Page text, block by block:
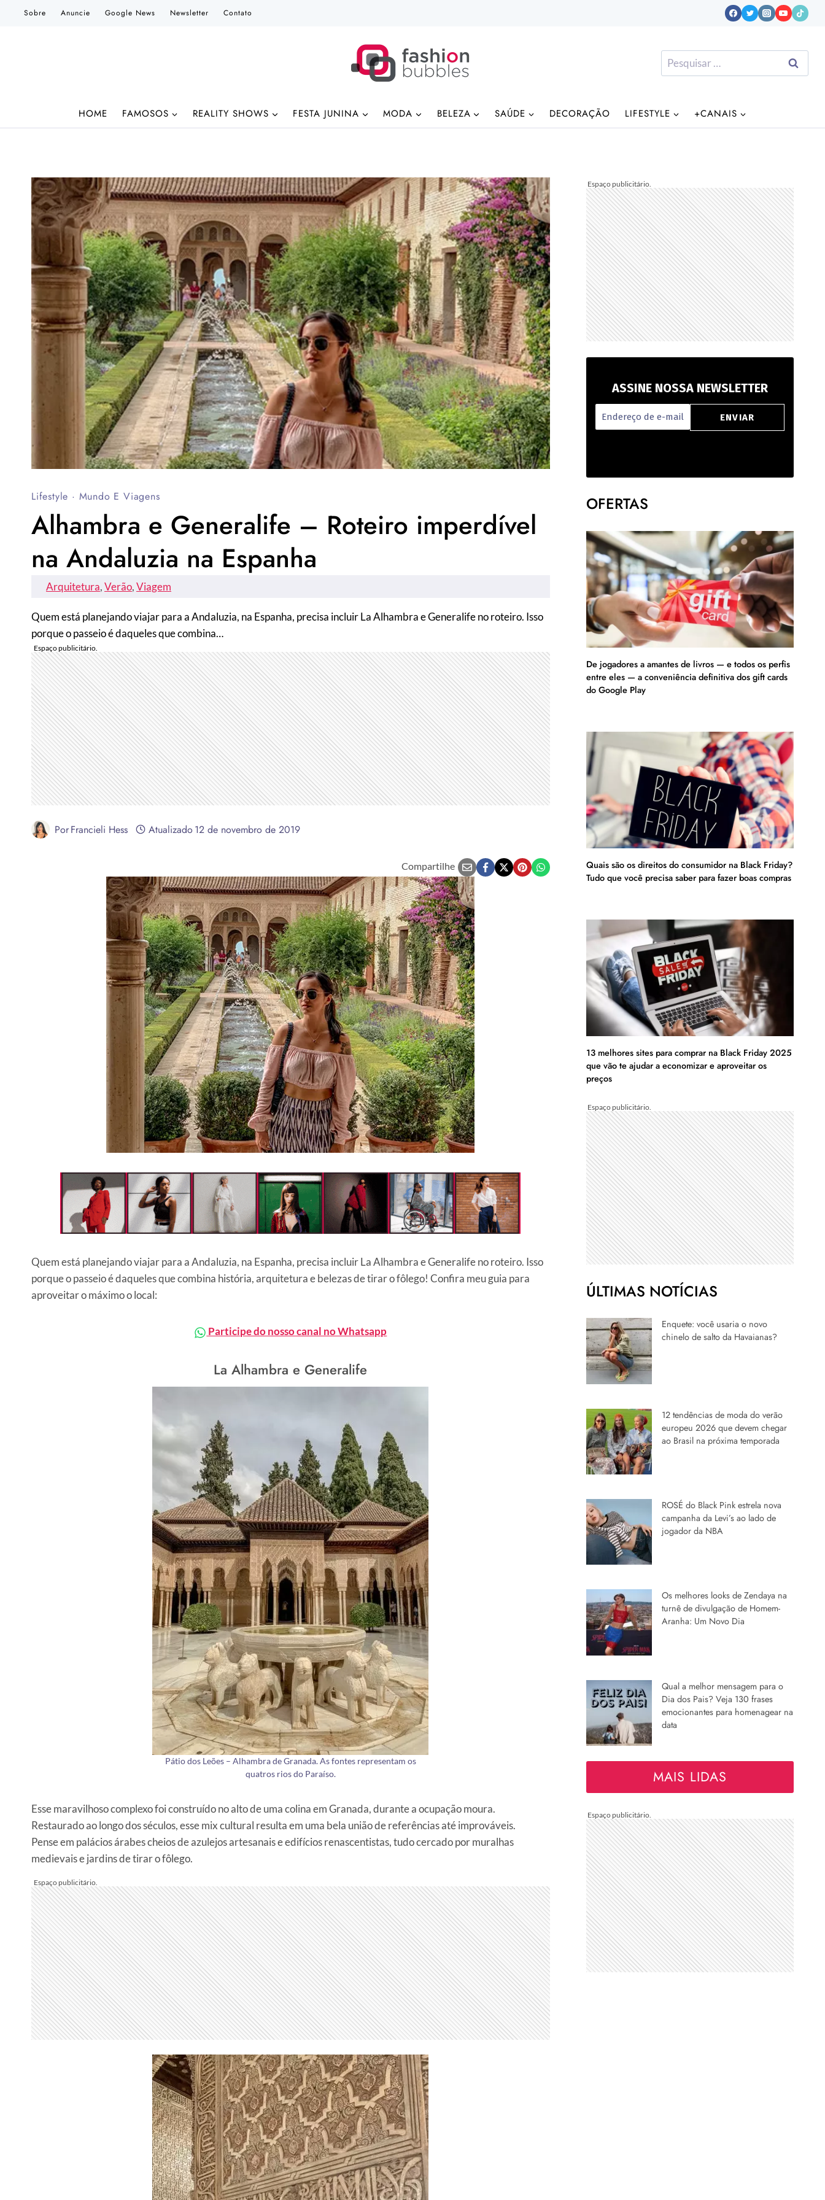
Sobre Anuncie Google News Newsletter Contato
Pesquisar
por:
HOME FAMOSOS REALITY SHOWS FESTA JUNINA MODA BELEZA SAÚDE DECORAÇÃO LIFESTYLE +CANAIS
Lifestyle · Mundo E Viagens
Alhambra e Generalife – Roteiro imperdível
na Andaluzia na Espanha
Arquitetura, Verão, Viagem
Quem está planejando viajar para a Andaluzia, na Espanha, precisa incluir La Alhambra e Generalife no roteiro. Isso
porque o passeio é daqueles que combina…
PorFrancieli Hess Atualizado12 de novembro de 2019
Compartilhe
Quem está planejando viajar para a Andaluzia, na Espanha, precisa incluir La Alhambra e Generalife no roteiro. Isso
porque o passeio é daqueles que combina história, arquitetura e belezas de tirar o fôlego! Confira meu guia para
aproveitar o máximo o local:
Participe do nosso canal no Whatsapp
La Alhambra e Generalife
Pátio dos Leões – Alhambra de Granada. As fontes representam os
quatros rios do Paraíso.
Esse maravilhoso complexo foi construído no alto de uma colina em Granada, durante a ocupação moura.
Restaurado ao longo dos séculos, esse mix cultural resulta em uma bela união de referências até improváveis.
Pense em palácios árabes cheios de azulejos artesanais e edifícios renascentistas, tudo cercado por muralhas
medievais e jardins de tirar o fôlego.
ASSINE NOSSA NEWSLETTER
OFERTAS
De jogadores a amantes de livros — e todos os perfis
entre eles — a conveniência definitiva dos gift cards
do Google Play
Quais são os direitos do consumidor na Black Friday?
Tudo que você precisa saber para fazer boas compras
13 melhores sites para comprar na Black Friday 2025
que vão te ajudar a economizar e aproveitar os
preços
ÚLTIMAS NOTÍCIAS
Enquete: você usaria o novo
chinelo de salto da Havaianas?
12 tendências de moda do verão
europeu 2026 que devem chegar
ao Brasil na próxima temporada
ROSÉ do Black Pink estrela nova
campanha da Levi’s ao lado de
jogador da NBA
Os melhores looks de Zendaya na
turnê de divulgação de Homem-
Aranha: Um Novo Dia
Qual a melhor mensagem para o
Dia dos Pais? Veja 130 frases
emocionantes para homenagear na
data
MAIS LIDAS